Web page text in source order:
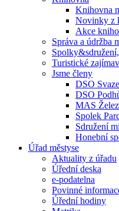
Knihovna
Novinky z
Akce
Správa a údržba
Turistické
Jsme členy
DSO
DSO
MAS
Spolek
Sdružení
Honební
Úřad městyse
Aktuality z úřadu
Úřední deska
e-podatelna
Povinné
Úřední hodiny